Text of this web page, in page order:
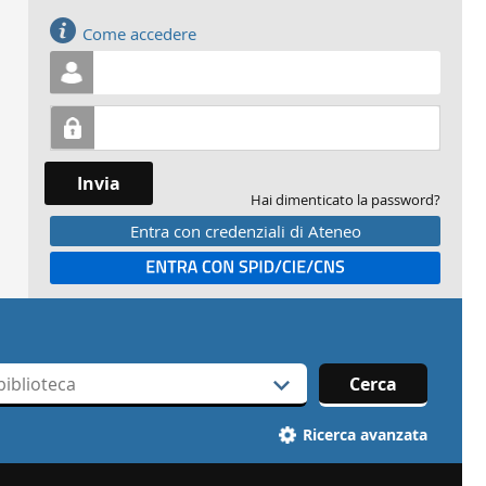
Come accedere
Invia
Hai dimenticato la password?
Entra con credenziali di Ateneo
Entra con SPID
Cerca
Ricerca avanzata